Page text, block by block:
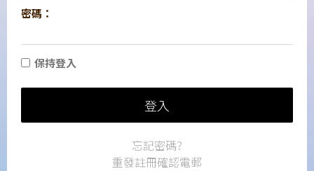
密碼：
保持登入
登入
忘記密碼?
重發註冊確認電郵